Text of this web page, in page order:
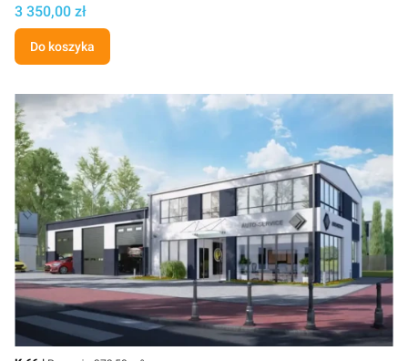
Cena projektu
3 350,00 zł
Do koszyka